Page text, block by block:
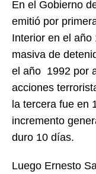
En el Gobierno
emitió por
Interior en el año
masiva de
el año 1992 por
acciones
la tercera fue en
incremento
duro 10 días.
Luego Ernesto